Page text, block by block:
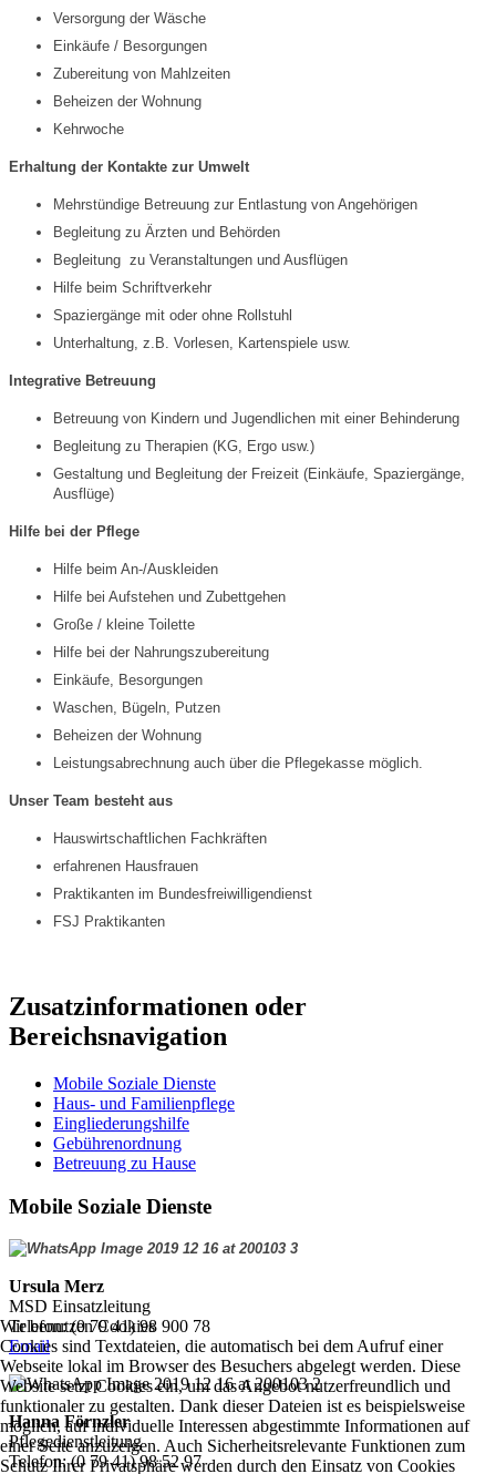
Versorgung der Wäsche
Einkäufe / Besorgungen
Zubereitung von Mahlzeiten
Beheizen der Wohnung
Kehrwoche
Erhaltung der Kontakte zur Umwelt
Mehrstündige Betreuung zur Entlastung von Angehörigen
Begleitung zu Ärzten und Behörden
Begleitung zu Veranstaltungen und Ausflügen
Hilfe beim Schriftverkehr
Spaziergänge mit oder ohne Rollstuhl
Unterhaltung, z.B. Vorlesen, Kartenspiele usw.
Integrative Betreuung
Betreuung von Kindern und Jugendlichen mit einer Behinderung
Begleitung zu Therapien (KG, Ergo usw.)
Gestaltung und Begleitung der Freizeit (Einkäufe, Spaziergänge,
Ausflüge)
Hilfe bei der Pflege
Hilfe beim An-/Auskleiden
Hilfe bei Aufstehen und Zubettgehen
Große / kleine Toilette
Hilfe bei der Nahrungszubereitung
Einkäufe, Besorgungen
Waschen, Bügeln, Putzen
Beheizen der Wohnung
Leistungsabrechnung auch über die Pflegekasse möglich.
Unser Team besteht aus
Hauswirtschaftlichen Fachkräften
erfahrenen Hausfrauen
Praktikanten im Bundesfreiwilligendienst
FSJ Praktikanten
Zusatzinformationen oder
Bereichsnavigation
Mobile Soziale Dienste
Haus- und Familienpflege
Eingliederungshilfe
Gebührenordnung
Betreuung zu Hause
Mobile Soziale Dienste
Ursula Merz
MSD Einsatzleitung
Telefon: (0 79 41) 98 900 78
Email
Hanna Förnzler
Pflegedienstleitung
Telefon: (0 79 41) 98 52 97
Wir benutzen Cookies
Cookies sind Textdateien, die automatisch bei dem Aufruf einer
Webseite lokal im Browser des Besuchers abgelegt werden. Diese
Website setzt Cookies ein, um das Angebot nutzerfreundlich und
funktionaler zu gestalten. Dank dieser Dateien ist es beispielsweise
möglich, auf individuelle Interessen abgestimmte Informationen auf
einer Seite anzuzeigen. Auch Sicherheitsrelevante Funktionen zum
Schutz Ihrer Privatsphäre werden durch den Einsatz von Cookies